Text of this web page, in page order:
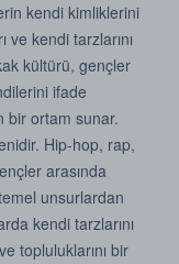
kendi kimliklerini
ve kendi tarzlarını
kültürü, gençler
ifade
bir ortam sunar.
Hip-hop, rap,
arasında
unsurlardan
kendi tarzlarını
topluluklarını bir